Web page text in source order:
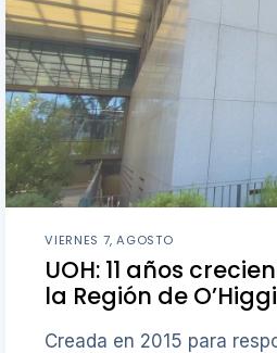
VIERNES 7, AGOSTO
UOH: 11 años
la Región de
Creada en 2015 para